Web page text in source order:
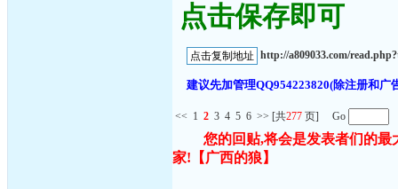
点击保存即可
http://a809033.com/
建议先加管理QQ954223820(除注册和
<< 1 2 3 4 5 6 >> [共277 页] Go
您的回贴,将会是发表者们的
家! 【广西的狼】